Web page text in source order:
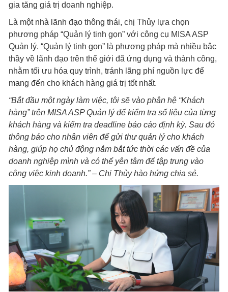
gia tăng giá trị doanh nghiệp.
Là một nhà lãnh đạo thông thái, chị Thủy lựa chọn
phương pháp “Quản lý tinh gọn” với công cụ MISA ASP
Quản lý. “Quản lý tinh gọn” là phương pháp mà nhiều bậc
thầy về lãnh đạo trên thế giới đã ứng dụng và thành công,
nhằm tối ưu hóa quy trình, tránh lãng phí nguồn lực để
mang đến cho khách hàng giá trị tốt nhất.
“Bắt đầu một ngày làm việc, tôi sẽ vào phân hệ “Khách
hàng” trên MISA ASP Quản lýđể kiểm tra số liệu của từng
khách hàng và kiểm tra deadline báo cáo định kỳ. Sau đó
thông báo cho nhân viên để gửi thư quản lý cho khách
hàng, giúp họ chủ động nắm bắt tức thời các vấn đề của
doanh nghiệp mình và có thể yên tâm để tập trung vào
công việc kinh doanh.” – Chị Thủy hào hứng chia sẻ.